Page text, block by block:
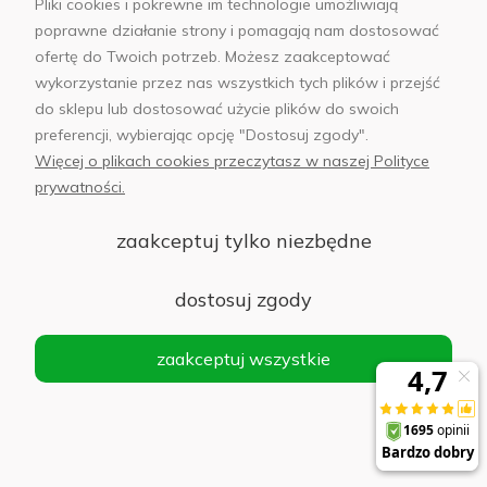
Własny magazyn pod
Pliki cookies i pokrewne im technologie umożliwiają
poprawne działanie strony i pomagają nam dostosować
ofertę do Twoich potrzeb. Możesz zaakceptować
wykorzystanie przez nas wszystkich tych plików i przejść
do sklepu lub dostosować użycie plików do swoich
preferencji, wybierając opcję "Dostosuj zgody".
Więcej o plikach cookies przeczytasz w naszej Polityce
prywatności.
zaakceptuj tylko niezbędne
dostosuj zgody
zaakceptuj wszystkie